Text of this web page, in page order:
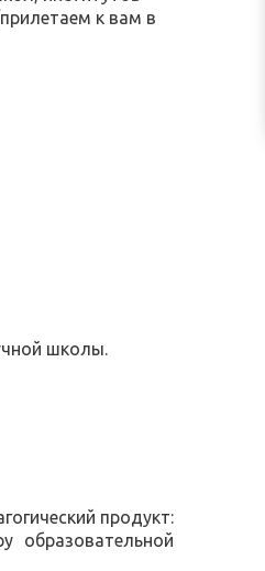
к вам в
школы.
продукт:
образовательной